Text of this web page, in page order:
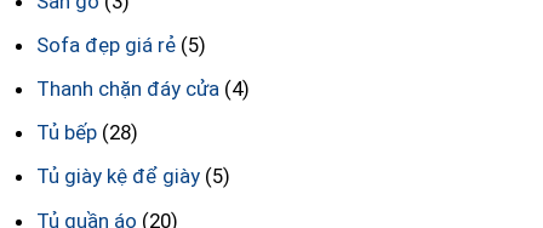
Sofa đẹp giá rẻ (5)
Thanh chặn đáy cửa (4)
Tủ bếp (28)
Tủ giày kệ để giày (5)
Tủ quần áo (20)